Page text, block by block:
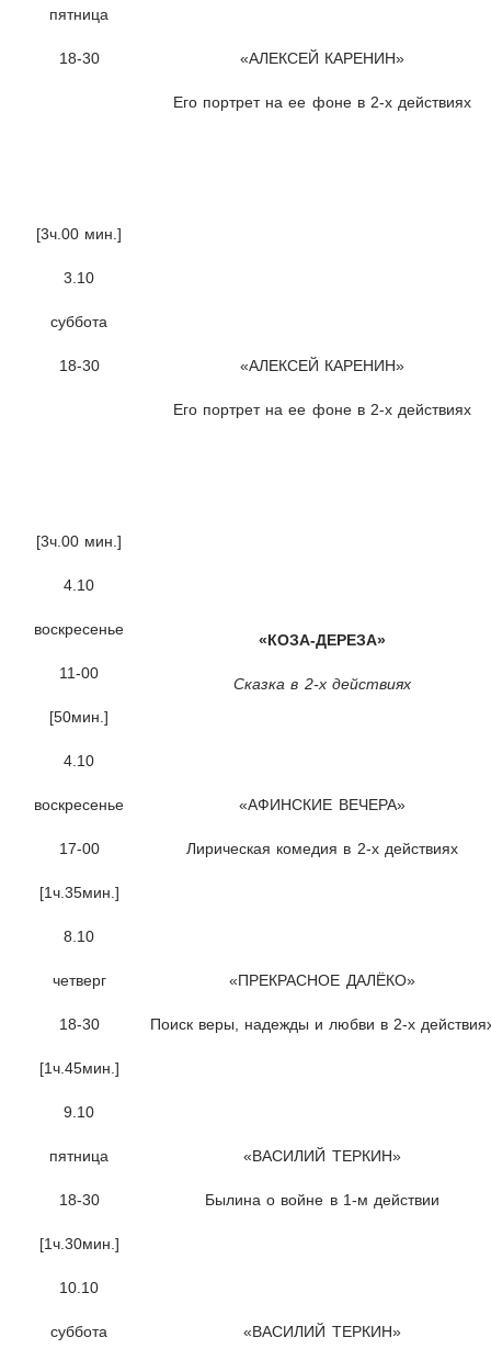
пятница
18-30
[3ч.00 мин.]
«АЛЕКСЕЙ КАРЕНИН»
Его портрет на ее фоне в 2-х действиях
3.10
суббота
18-30
[3ч.00 мин.]
«АЛЕКСЕЙ КАРЕНИН»
Его портрет на ее фоне в 2-х действиях
4.10
воскресенье
11-00
[50мин.]
«КОЗА-ДЕРЕЗА»
Сказка в 2-х действиях
4.10
воскресенье
17-00
[1ч.35мин.]
«АФИНСКИЕ ВЕЧЕРА»
Лирическая комедия в 2-х действиях
8.10
четверг
18-30
[1ч.45мин.]
«ПРЕКРАСНОЕ ДАЛЁКО»
Поиск веры, надежды и любви в 2-х
9.10
пятница
18-30
[1ч.30мин.]
«ВАСИЛИЙ ТЕРКИН»
Былина о войне в 1-м действии
10.10
суббота «ВАСИЛИЙ ТЕРКИН»